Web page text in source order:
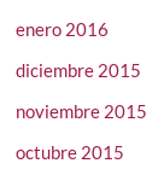
enero 2016
diciembre 2015
noviembre 2015
octubre 2015